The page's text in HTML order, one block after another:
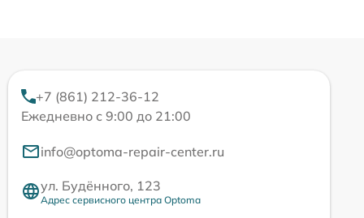
+7 (861) 212-36-12
Ежедневно с 9:00 до 21:00
info@optoma-repair-center.ru
ул. Будённого, 123
Адрес сервисного центра Optoma